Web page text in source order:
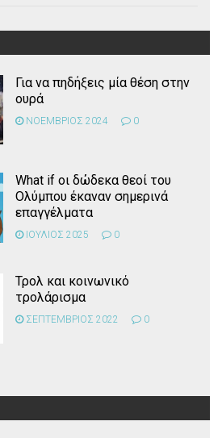
Για να πηδήξεις μία θέση στην
ουρά
ΝΟΕΜΒΡΙΟΣ 2024 0
What if οι δώδεκα θεοί του
Ολύμπου έκαναν σημερινά
επαγγέλματα
ΙΟΥΛΙΟΣ 2025 0
Τρολ και κοινωνικό
τρολάρισμα
ΣΕΠΤΕΜΒΡΙΟΣ 2022 0